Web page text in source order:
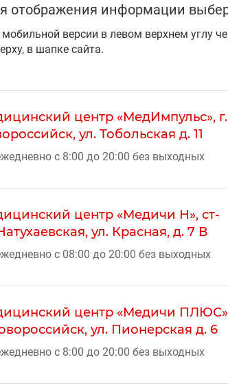
отображения информации
мобильной версии в левом верхнем углу
в шапке сайта.
центр «МедИмпульс», г.
ул. Тобольская д. 11
с 8:00 до 20:00 без выходных
центр «Медичи Н», ст-
ул. Красная, д. 7 В
с 08:00 до 20:00 без выходных
центр «Медичи
ул. Пионерская д. 6
с 8:00 до 20:00 без выходных